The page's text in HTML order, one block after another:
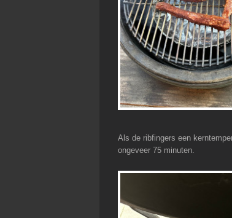
Als de ribfingers een
ongeveer 75 minuten.